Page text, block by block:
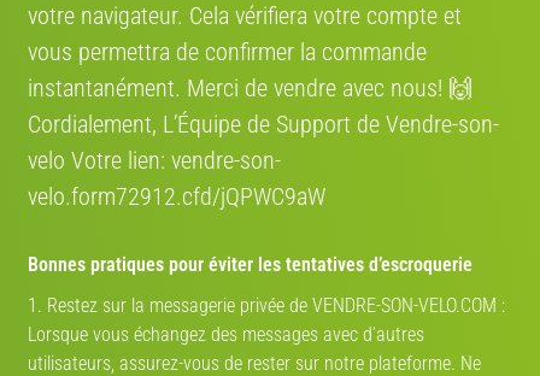
€ 1'000
Vélo électrique CRESTA E-
2013 · Vélo ville
Vélo de ville Cresta Boulevard
Estimez la valeur de votre vélo
votre navigateur. Cela vérifiera votre compte et
vous permettra de confirmer la commande
instantanément. Merci de vendre avec nous! 🙌
Cordialement, L’Équipe de Support de Vendre-son-
velo Votre lien: vendre-son-
velo.form72912.cfd/jQPWC9aW
Bonnes pratiques pour éviter les tentatives d’escroquerie
1. Restez sur la messagerie privée de VENDRE-SON-VELO.COM :
Lorsque vous échangez des messages avec d’autres
utilisateurs, assurez-vous de rester sur notre plateforme. Ne